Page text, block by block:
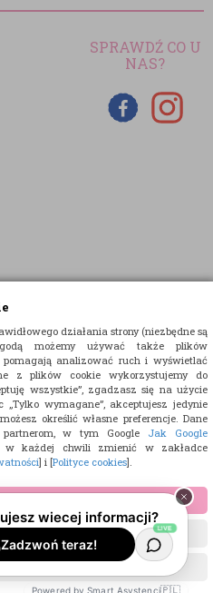
działania strony (niezbędne są
możemy używać także plików
analizować ruch i wyświetlać
z plików cookie wykorzystujemy do
wszystkie”, zgadzasz się na użycie
wymagane”, akceptujesz jedynie
określić własne preferencje. Dane
w tym Google Jak Google
w każdej chwili zmienić w zakładce
] i [Polityce cookies].
WSZYSTKIE
SPRAWDŹ CO U
NAS?
Powered by Smart Asystenci🇵🇱